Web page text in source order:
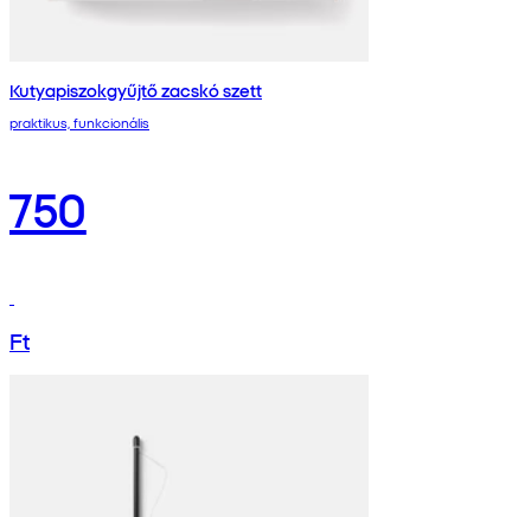
Kutyapiszokgyűjtő zacskó szett
praktikus, funkcionális
750
Ft